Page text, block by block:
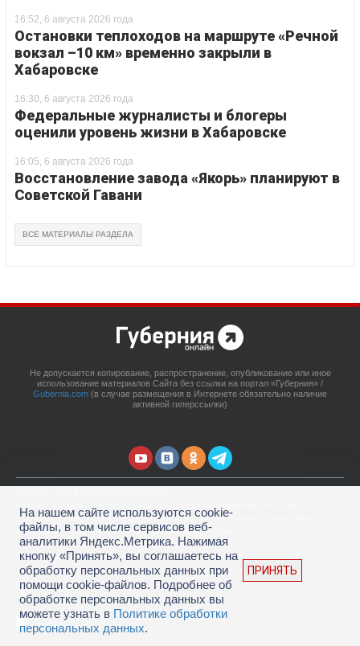
16:52, 6 августа 2026 года
Остановки теплоходов на маршруте «Речной
вокзал –10 км» временно закрыли в
Хабаровске
16:30, 6 августа 2026 года
Федеральные журналисты и блогеры
оценили уровень жизни в Хабаровске
16:05, 6 августа 2026 года
Восстановление завода «Якорь» планируют в
Советской Гавани
ВСЕ МАТЕРИАЛЫ РАЗДЕЛА
Не допускается копирование, распространение, опубликование или иное
использование материалов Сайта без ссылки на портал «Губерния» /
Gubernia.com (в случае размещения в Интернете обязательно наличие
активной гиперссылки)
67908 выдано 06.12.2016 Федеральной службой по надзору в сфере связи,
информационных технологий и массовых коммуникаций.
Учредитель: ООО «Губерния Он-лайн»
Главный редактор: Гатаулина А.С.
Телефон редакции: (4212) 45-88-45, адрес электронной почты:
portal@gubernia.com
18+
На нашем сайте используются cookie-
файлы, в том числе сервисов веб-
аналитики Яндекс.Метрика. Нажимая
кнопку «Принять», вы соглашаетесь на
обработку персональных данных при
помощи cookie-файлов. Подробнее об
обработке персональных данных вы
можете узнать в Политике обработки
персональных данных.
ПРИНЯТЬ